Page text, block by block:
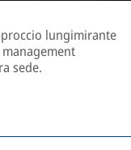
lungimirante
sede.